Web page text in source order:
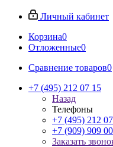
Личный кабинет
Корзина0
Отложенные0
Сравнение товаров0
+7 (495) 212 07 15
Назад
Телефоны
+7 (495) 212
+7 (909) 909
Заказать